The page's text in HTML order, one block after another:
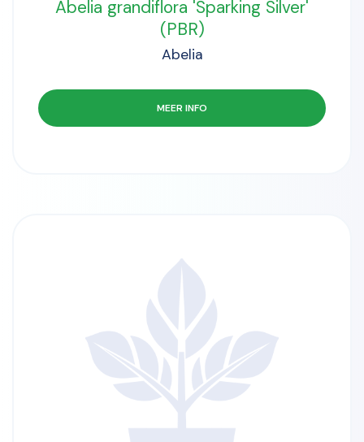
Abelia grandiflora 'Sparking Silver'
(PBR)
Abelia
MEER INFO